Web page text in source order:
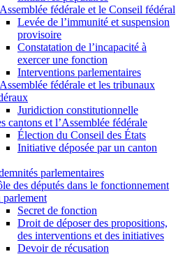
fédérale et le Conseil fédéral
Levée de l’immunité et suspension
provisoire
Constatation de l’incapacité à
exercer une fonction
Interventions parlementaires
fédérale et les tribunaux
Juridiction constitutionnelle
cantons et l’Assemblée fédérale
Élection du Conseil des États
Initiative déposée par un canton
parlementaires
des députés dans le fonctionnement
parlement
Secret de fonction
Droit de déposer des propositions,
des interventions et des initiatives
Devoir de récusation